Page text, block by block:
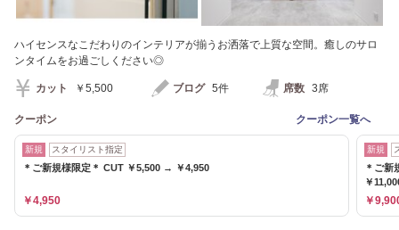
ハイセンスなこだわりのインテリアが揃うお洒落で上質な空間。癒しのサロ
ンタイムをお過ごしください◎
カット ￥5,500 ブログ 5件 席数 3席
クーポン クーポン一覧へ
新規 スタイリスト指定
＊ご新規様限定＊ CUT ￥5,500 → ￥4,950
￥4,950
新規
＊ご新
￥
￥